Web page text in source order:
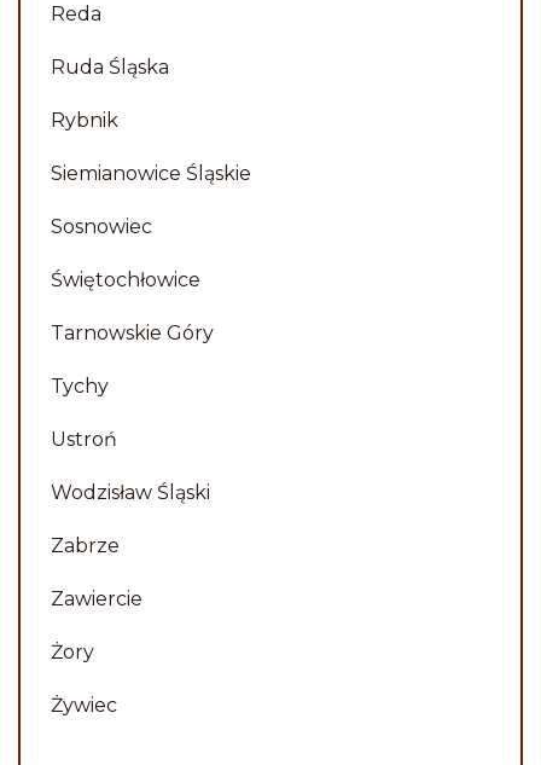
Reda
Ruda Śląska
Rybnik
Siemianowice Śląskie
Sosnowiec
Świętochłowice
Tarnowskie Góry
Tychy
Ustroń
Wodzisław Śląski
Zabrze
Zawiercie
Żory
Żywiec